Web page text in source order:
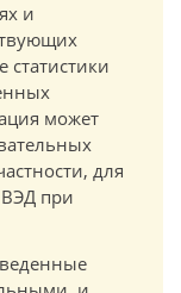
и
может
для
при